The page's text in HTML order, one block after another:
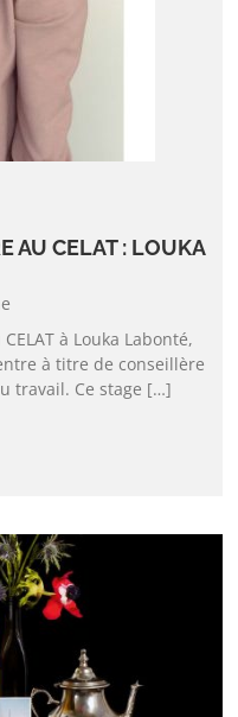
AU CELAT : LOUKA
à Louka Labonté,
à titre de conseillère
travail. Ce stage […]